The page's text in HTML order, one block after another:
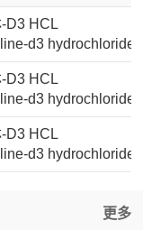
D3 HCL
d3 hydrochloride
D3 HCL
d3 hydrochloride
D3 HCL
d3 hydrochloride
更多